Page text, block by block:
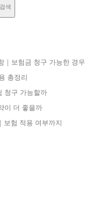
검색
｜보험금 청구 가능한 경우
총정리
청구 가능할까
이 더 좋을까
보험 적용 여부까지